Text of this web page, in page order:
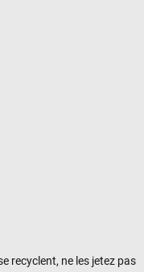
recyclent, ne les jetez pas